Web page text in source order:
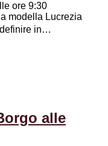
ore 9:30
modella Lucrezia
in…
alle